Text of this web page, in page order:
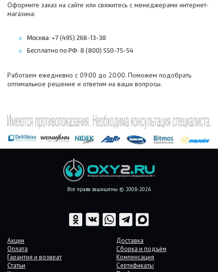
Оформите заказ на сайте или свяжитесь с менеджерами интернет-
магазина:
Москва: +7 (495) 268-13-38
Бесплатно по РФ: 8 (800) 550-75-54
Работаем ежедневно с 09:00 до 20:00. Поможем подобрать
оптимальное решение и ответим на ваши вопросы.
Все права защищены © 2008-2026
Акции
Доставка
Оплата
Сборка и подъём
Гарантия и возврат
Компенсация
Статьи
Сертификаты